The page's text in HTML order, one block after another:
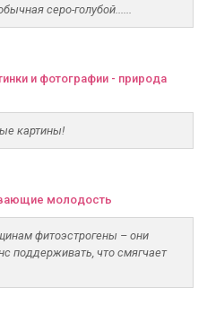
серо-голубой......
и фотографии - природа
картины!
молодость
фитоэстрогены – они
поддерживать, что смягчает